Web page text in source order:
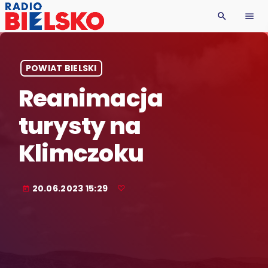
search menu
POWIAT BIELSKI
Reanimacja
turysty na
Klimczoku
today 20.06.2023 15:29